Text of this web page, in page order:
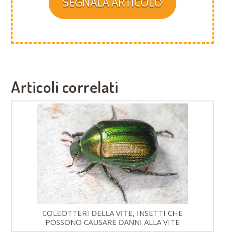
Articoli correlati
COLEOTTERI DELLA VITE, INSETTI CHE
POSSONO CAUSARE DANNI ALLA VITE